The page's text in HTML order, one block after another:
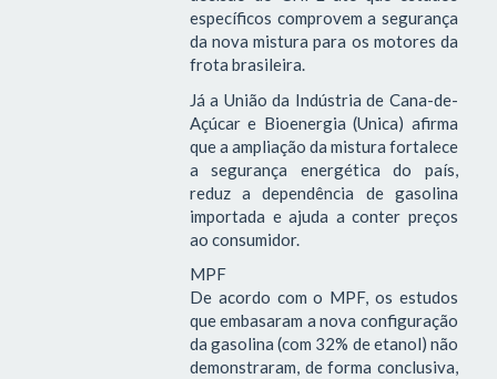
específicos comprovem a segurança
da nova mistura para os motores da
frota brasileira.
Já a União da Indústria de Cana-de-
Açúcar e Bioenergia (Unica) afirma
que a ampliação da mistura fortalece
a segurança energética do país,
reduz a dependência de gasolina
importada e ajuda a conter preços
ao consumidor.
MPF
De acordo com o MPF, os estudos
que embasaram a nova configuração
da gasolina (com 32% de etanol) não
demonstraram, de forma conclusiva,